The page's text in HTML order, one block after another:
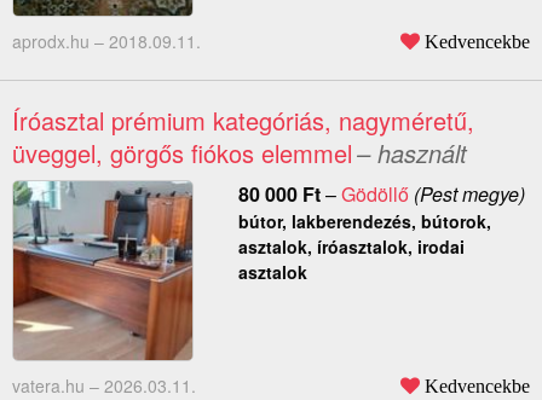
aprodx.hu – 2018.09.11. Kedvencekbe
Íróasztal prémium kategóriás, nagyméretű,
üveggel, görgős fiókos elemmel– használt
80 000 Ft–Gödöllő (Pest megye)
bútor, lakberendezés, bútorok,
asztalok, íróasztalok, irodai
asztalok
vatera.hu – 2026.03.11. Kedvencekbe